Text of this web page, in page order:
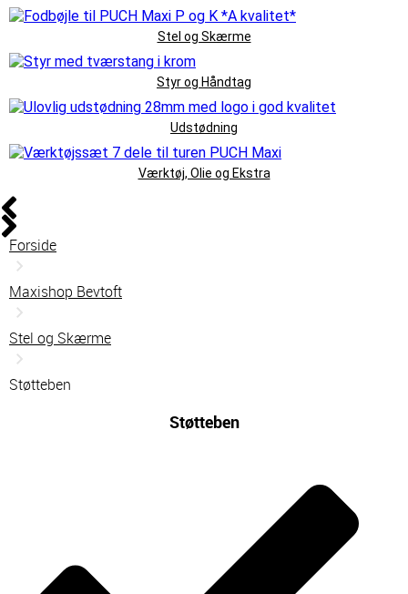
Stel og Skærme
Styr og Håndtag
Udstødning
Værktøj, Olie og Ekstra
Forside
Maxishop Bevtoft
Stel og Skærme
Støtteben
Støtteben